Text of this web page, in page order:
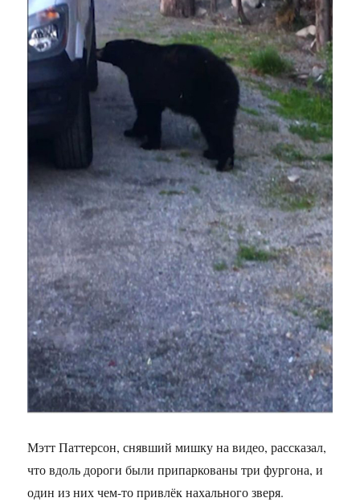
Мэтт Паттерсон, снявший мишку на видео, рассказал,
что вдоль дороги были припаркованы три фургона, и
один из них чем-то привлёк нахального зверя.